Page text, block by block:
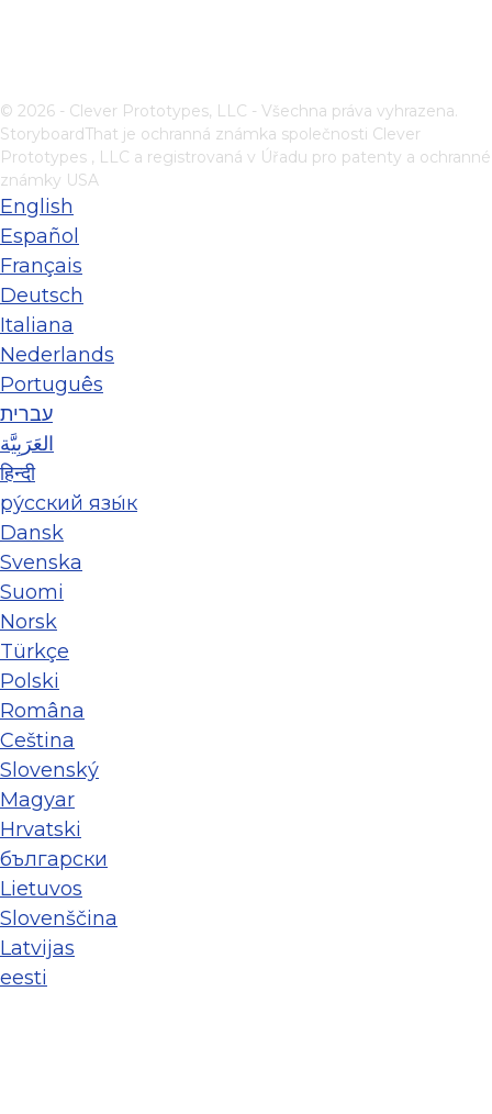
© 2026 - Clever Prototypes, LLC - Všechna práva vyhrazena.
StoryboardThat je ochranná známka společnosti Clever
Prototypes , LLC a registrovaná v Úřadu pro patenty a ochranné
známky USA
English
Español
Français
Deutsch
Italiana
Nederlands
Português
עברית
العَرَبِيَّة
हिन्दी
ру́сский язы́к
Dansk
Svenska
Suomi
Norsk
Türkçe
Polski
Româna
Ceština
Slovenský
Magyar
Hrvatski
български
Lietuvos
Slovenščina
Latvijas
eesti